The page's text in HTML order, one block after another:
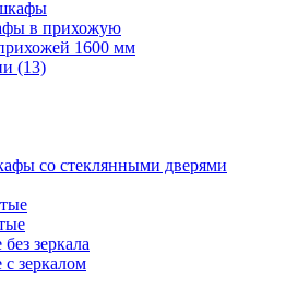
в прихожую
1600 мм
(13)
со стеклянными дверями
зеркала
зеркалом